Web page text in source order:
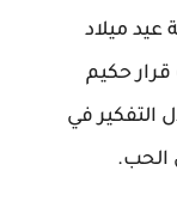
عيد ميلاد
قرار حكيم
التفكير في
الحب.